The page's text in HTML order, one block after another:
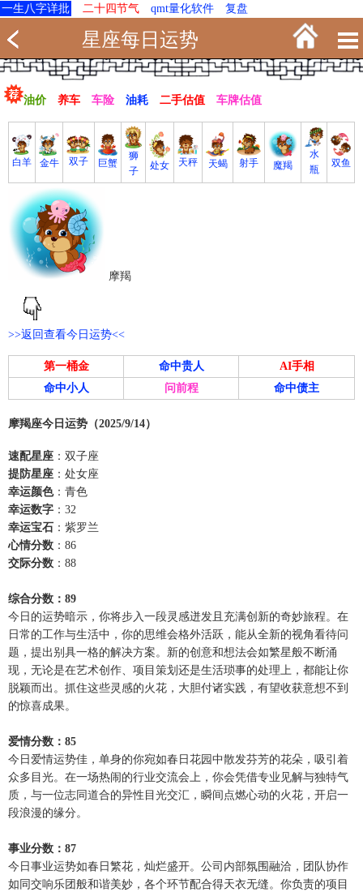
一生八字详批 二十四节气 qmt量化软件 复盘
星座每日运势
油价 养车 车险 油耗 二手估值 车牌估值
白羊 金牛 双子 巨蟹
狮
子
处女 天秤 天蝎 射手 魔羯
水
瓶
双鱼
摩羯
>>返回查看今日运势<<
第一桶金 命中贵人
AI手相
命中小人
问前程 命中债主
摩羯座今日运势（2025/9/14）
速配星座 ：双子座
提防星座 ：处女座
幸运颜色：青色
幸运数字 ：32
幸运宝石 ：紫罗兰
心情分数 ：86
交际分数 ：88
综合分数：89
今日的运势暗示，你将步入一段灵感迸发且充满创新的奇妙旅程。在
日常的工作与生活中，你的思维会格外活跃，能从全新的视角看待问
题，提出别具一格的解决方案。新的创意和想法会如繁星般不断涌
现，无论是在艺术创作、项目策划还是生活琐事的处理上，都能让你
脱颖而出。抓住这些灵感的火花，大胆付诸实践，有望收获意想不到
的惊喜成果。
爱情分数：85
今日爱情运势佳，单身的你宛如春日花园中散发芬芳的花朵，吸引着
众多目光。在一场热闹的行业交流会上，你会凭借专业见解与独特气
质，与一位志同道合的异性目光交汇，瞬间点燃心动的火花，开启一
段浪漫的缘分。
事业分数：87
今日事业运势如春日繁花，灿烂盛开。公司内部氛围融洽，团队协作
如同交响乐团般和谐美妙，各个环节配合得天衣无缝。你负责的项目